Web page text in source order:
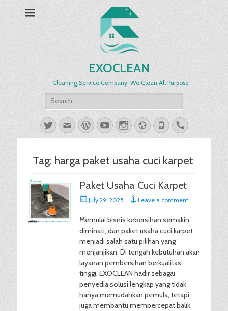
EXOCLEAN
Cleaning Service Company, We Clean All Purpose
Search
for:
TwitterEmailWordPress
YouTubeInstagram
Website
PhoneHandset
Tag: harga paket usaha cuci karpet
Paket Usaha Cuci Karpet
PostedJuly 29, 2025 Leave a comment
Memulai bisnis kebersihan semakin
diminati, dan paket usaha cuci karpet
menjadi salah satu pilihan yang
menjanjikan. Di tengah kebutuhan akan
layanan pembersihan berkualitas
tinggi, EXOCLEAN hadir sebagai
penyedia solusi lengkap yang tidak
hanya memudahkan pemula, tetapi
juga membantu mempercepat balik